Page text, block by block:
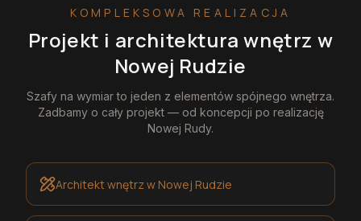
KOMPLEKSOWA REALIZACJA
Projekt i architektura wnętrz w
Nowej Rudzie
Szafy na wymiarto jeden z elementów spójnego wnętrza.
Zadbamy o cały projekt — od koncepcji po realizację
Nowej Rudy.
Architekt wnętrzw Nowej Rudzie